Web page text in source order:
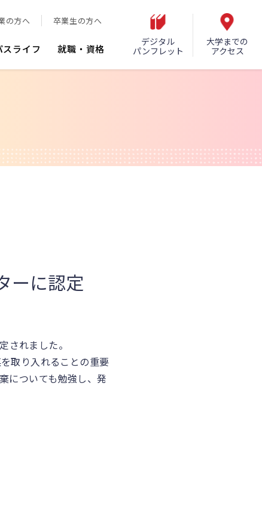
の方へ 卒業生の方へ
ライフ 就職・資格
デジタル
パンフレット
大学までの
アクセス
ーに認定
されました。
取り入れることの重要
についても勉強し、発